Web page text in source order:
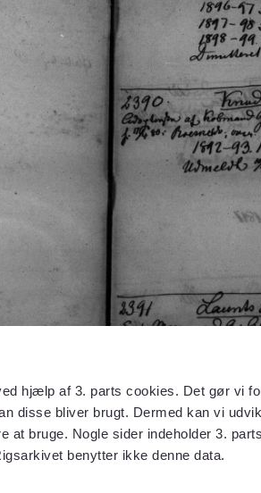
hjælp af 3. parts cookies. Det gør vi
disse bliver brugt. Dermed kan vi
at bruge. Nogle sider indeholder 3.
benytter ikke denne data.